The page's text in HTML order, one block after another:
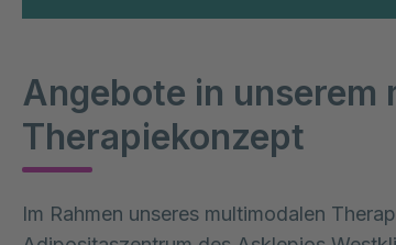
Angebote in unserem
Therapiekonzept
Im Rahmen unseres multimodalen